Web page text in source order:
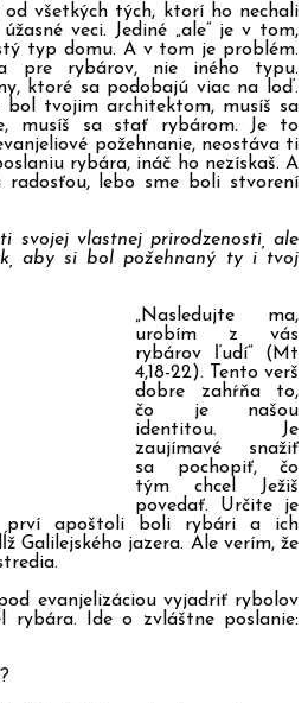
všetkých tých, ktorí ho nechali
veci. Jediné „ale“ je v tom,
typ domu. A v tom je problém.
pre rybárov, nie iného typu.
ktoré sa podobajú viac na loď.
tvojim architektom, musíš sa
musíš sa stať rybárom. Je to
požehnanie, neostáva ti
rybára, ináč ho nezískaš. A
lebo sme boli stvorení
svojej vlastnej prirodzenosti, ale
aby si bol požehnaný ty i tvoj
„Nasledujte ma,
urobím z vás
rybárov ľudí“ (Mt
4,18-22). Tento verš
dobre zahŕňa to,
čo je našou
identitou. Je
zaujímavé snažiť
sa pochopiť, čo
tým chcel Ježiš
povedať. Určite je
apoštoli boli rybári a ich
Galilejského jazera. Ale verím, že
evanjelizáciou vyjadriť rybolov
rybára. Ide o zvláštne poslanie: